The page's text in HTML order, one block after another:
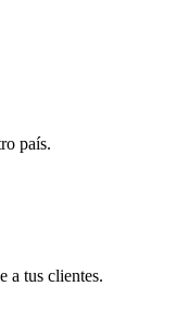
país.
a tus clientes.